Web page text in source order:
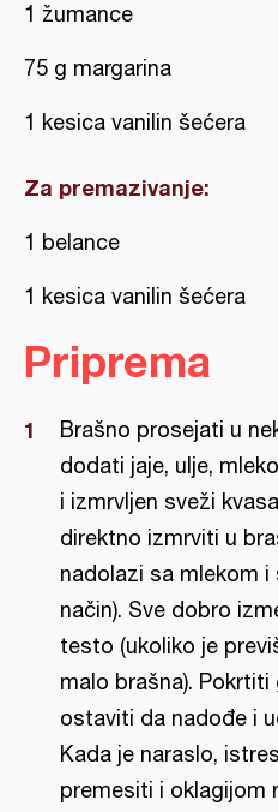
1 žumance
75 g margarina
1 kesica vanilin šećera
Za premazivanje:
1 belance
1 kesica vanilin šećera
Priprema
Brašno prosejati u
dodati jaje, ulje,
i izmrvljen sveži
direktno izmrviti u
nadolazi sa mlekom
način). Sve dobro
testo (ukoliko je
malo brašna).
ostaviti da nadođe i
Kada je naraslo,
premesiti i oklagijom